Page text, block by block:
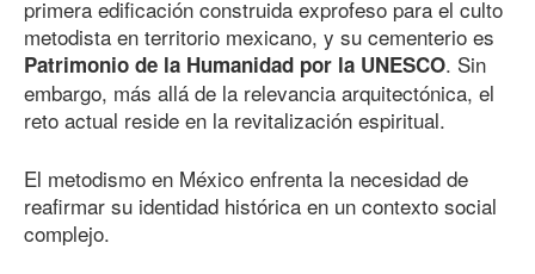
primera edificación construida exprofeso para el culto
metodista en territorio mexicano, y su cementerio es
Patrimonio de la Humanidad por la UNESCO. Sin
embargo, más allá de la relevancia arquitectónica, el
reto actual reside en la revitalización espiritual.
El metodismo en México enfrenta la necesidad de
reafirmar su identidad histórica en un contexto social
complejo.